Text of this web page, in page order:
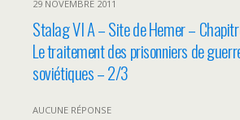
29 NOVEMBRE 2011
Stalag VI A – Site de Hemer –
Le traitement des prisonniers de
soviétiques – 2/3
AUCUNE RÉPONSE